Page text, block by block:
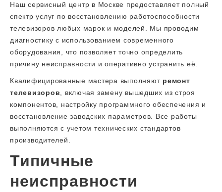
Наш сервисный центр в Москве предоставляет полный
спектр услуг по восстановлению работоспособности
телевизоров любых марок и моделей. Мы проводим
диагностику с использованием современного
оборудования, что позволяет точно определить
причину неисправности и оперативно устранить её.
Квалифицированные мастера выполняют ремонт
телевизоров , включая замену вышедших из строя
компонентов, настройку программного обеспечения и
восстановление заводских параметров. Все работы
выполняются с учетом технических стандартов
производителей.
Типичные
неисправности